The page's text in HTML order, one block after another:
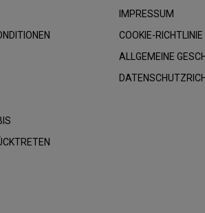
IMPRESSUM
COOKIE-RICHTLINIE
ALLGEMEINE